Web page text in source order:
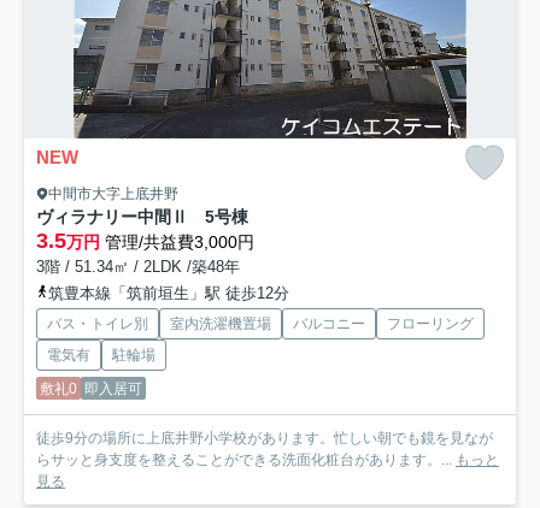
NEW
中間市大字上底井野
ヴィラナリー中間Ⅱ 5号棟
3.5万円 管理/共益費3,000円
3階 / 51.34㎡ / 2LDK /築48年
筑豊本線「筑前垣生」駅 徒歩12分
バス・トイレ別 室内洗濯機置場 バルコニー
フローリング
電気有
駐輪場
敷礼0 即入居可
徒歩9分の場所に上底井野小学校があります。忙しい朝でも鏡を見なが
らサッと身支度を整えることができる洗面化粧台があります。... もっと
見る